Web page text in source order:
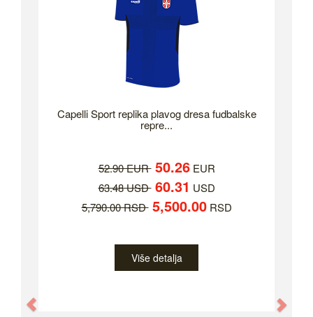
Capelli Sport replika plavog dresa fudbalske
repre...
52.90 EUR 50.26EUR
63.48 USD 60.31 USD
5,790.00 RSD 5,500.00RSD
Više detalja